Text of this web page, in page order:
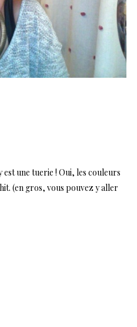
une tuerie ! Oui, les couleurs
(en gros, vous pouvez y aller